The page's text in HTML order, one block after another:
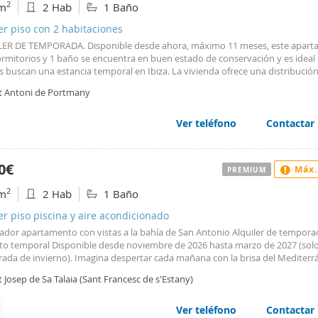
por confiar en Vicla Homes para encontrar su nuevo hogar en Ibiza.
2 2 Hab 1 Baño
piso con 2 habitaciones
DE TEMPORADA. Disponible desde ahora, máximo 11 meses, este
y 1 baño se encuentra en buen estado de conservación y es ideal
buscan una estancia temporal en Ibiza. La vivienda ofrece una
ha sido completamente reformado y las ventanas han sido sustituidas,
el confort y el aislamiento. Precio del alquiler: Julio a septiembre: 2.400
a marzo: 1.600 €/mes. Condiciones: Mes en curso. 2 meses de fianza. 1
de honorarios de agencia + IVA. Suministros no incluidos. La presente
tiene carácter meramente informativo, no es vinculante ni
a modificaciones, errores u omisiones. Suministros, impuestos y
del arrendamiento no incluidos salvo mención expresa. Las condiciones
estarán sujetas a la aprobación del propietario y a la verificación de la
Registro Oficial de Agentes Inmobiliarios de les Illes Balears (ROAIIB):
#ref:APA_207 - APA_207 - VBD Real Estate
Antoni de Portmany
Ver teléfono Contactar
2 2 Hab 1 Baño
piso piscina y aire acondicionado
apartamento con vistas a la bahía de San Antonio Alquiler de
temporal Disponible desde noviembre de 2026 hasta marzo de 2027 (solo
de invierno). Imagina despertar cada mañana con la brisa del
y lleno de encanto, es la opción perfecta para quienes buscan una estancia
en Ibiza durante los meses de invierno, combinando tranquilidad,
ubicación. Situado en una zona residencial tranquila y cuidada, a tan
Josep de Sa Talaia (Sant Francesc de s'Estany)
Ver teléfono Contactar
PREMIUM